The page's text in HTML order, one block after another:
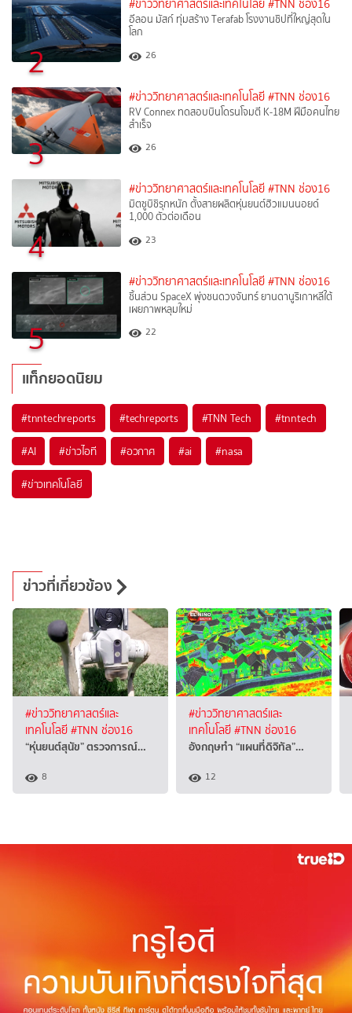
2
#ข่าววิทยาศาสตร์และเทคโนโลยี #TNN ช่อง16
อีลอน มัสก์ ทุ่มสร้าง Terafab โรงงานชิปที่ใหญ่สุดใน
โลก
26
3
#ข่าววิทยาศาสตร์และเทคโนโลยี #TNN ช่อง16
RV Connex ทดสอบบินโดรนโจมตี K-18M ฝีมือคนไทย
สำเร็จ
26
4
#ข่าววิทยาศาสตร์และเทคโนโลยี #TNN ช่อง16
มิตซูบิชิรุกหนัก ตั้งสายผลิตหุ่นยนต์ฮิวแมนนอยด์
1,000 ตัวต่อเดือน
23
5
#ข่าววิทยาศาสตร์และเทคโนโลยี #TNN ช่อง16
ชิ้นส่วน SpaceX พุ่งชนดวงจันทร์ ยานดานูริเกาหลีใต้
เผยภาพหลุมใหม่
22
แท็กยอดนิยม
#tnntechreports #techreports #TNN Tech #tnntech
#AI #ข่าวไอที #อวกาศ #ai #nasa
#ข่าวเทคโนโลยี
ข่าวที่เกี่ยวข้อง
#ข่าววิทยาศาสตร์และ
เทคโนโลยี#TNN ช่อง16
“หุ่นยนต์สุนัข” ตรวจการณ์…
8
#ข่าววิทยาศาสตร์และ
เทคโนโลยี#TNN ช่อง16
อังกฤษทำ “แผนที่ดิจิทัล”…
12